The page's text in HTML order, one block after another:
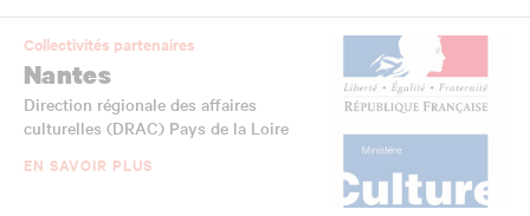
Collectivités partenaires
Nantes
Direction régionale des affaires
culturelles (DRAC) Pays de la Loire
EN SAVOIR PLUS